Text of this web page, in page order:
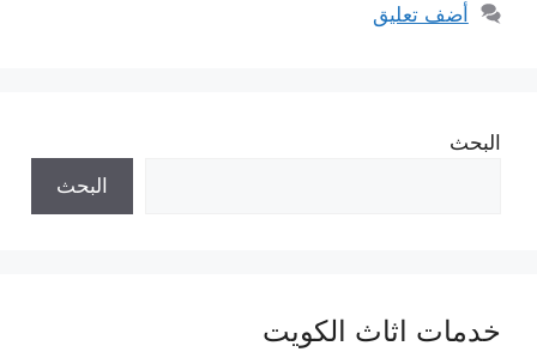
أضف تعليق
البحث
البحث
خدمات اثاث الكويت